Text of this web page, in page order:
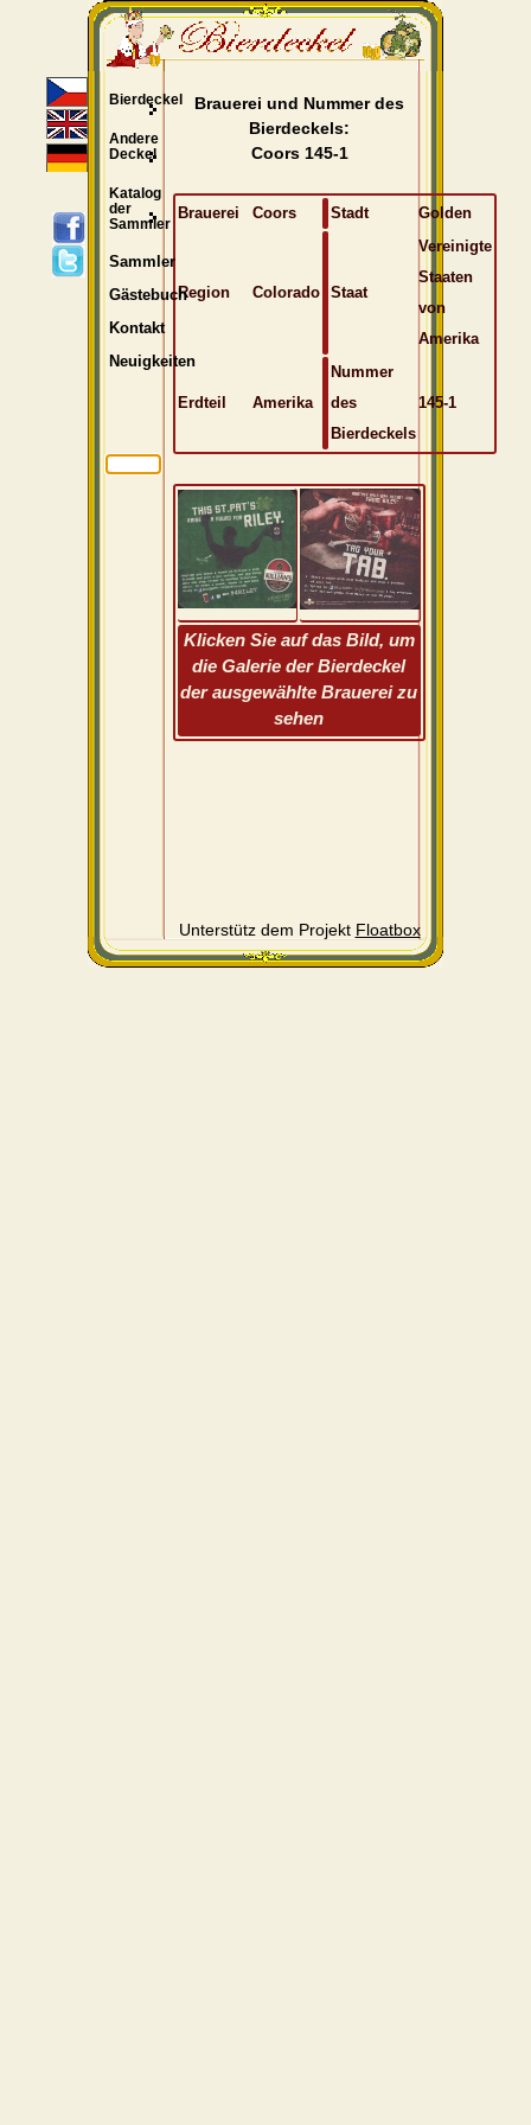
Brauerei und Nummer des
Bierdeckels:
Coors 145-1
Brauerei Coors Stadt Golden
Region Colorado Staat
Vereinigte
Staaten
von
Amerika
Erdteil Amerika
Nummer
des
Bierdeckels
145-1
Klicken Sie auf das Bild, um
die Galerie der Bierdeckel
der ausgewählte Brauerei zu
sehen
Unterstütz dem Projekt Floatbox
Bierdeckel
Andere
Deckel
Katalog
der
Sammler
Sammler
Gästebuch
Kontakt
Neuigkeiten